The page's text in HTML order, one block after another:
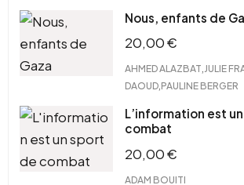
Nous, enfants de
20,00€
AHMED ALAZBAT JULIE
DAOUD PAULINE BERGER
L’information est
combat
20,00€
ADAM BOUITI